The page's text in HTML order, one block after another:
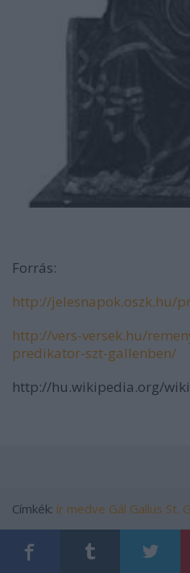
Forrás:
http://jelesnapok.oszk.hu/
http://vers-versek.hu/
predikator-szt-gallenben/
http://hu.wikipedia.org/
Címkék: ír medve Gál Gallus St.